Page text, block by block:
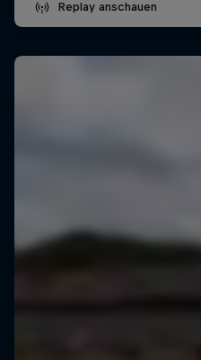
Replay anschauen